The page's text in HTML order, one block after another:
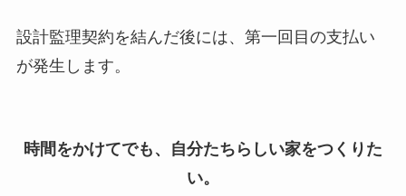
設計監理契約を結んだ後には、第一回目の支払い
が発生します。
時間をかけてでも、自分たちらしい家をつくりた
い。